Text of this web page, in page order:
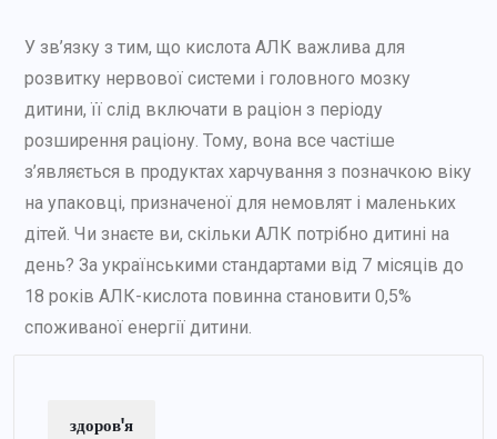
У зв’язку з тим, що кислота АЛК важлива для
розвитку нервової системи і головного мозку
дитини, її слід включати в раціон з періоду
розширення раціону. Тому, вона все частіше
з’являється в продуктах харчування з позначкою віку
на упаковці, призначеної для немовлят і маленьких
дітей. Чи знаєте ви, скільки АЛК потрібно дитині на
день? За українськими стандартами від 7 місяців до
18 років АЛК-кислота повинна становити 0,5%
споживаної енергії дитини.
здоров'я